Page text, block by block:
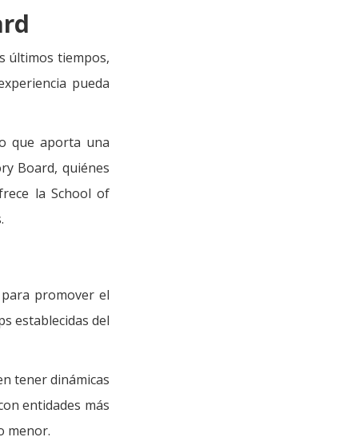
últimos tiempos,
pueda
que aporta una
Board, quiénes
la School of
promover el
establecidas del
tener dinámicas
entidades más
menor.